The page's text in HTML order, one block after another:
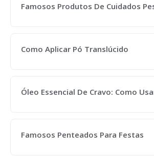
Famosos Produtos De Cuidados
Como Aplicar Pó Translúcido
Óleo Essencial De Cravo: Como
Famosos Penteados Para Festas